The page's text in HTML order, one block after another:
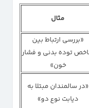
مثال
«بررسی ارتباط بین
توده بدنی و فشار
خون»
«در سالمندان مبتلا به
دیابت نوع دو»